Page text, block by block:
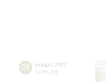
08 января 2022
19:00 Сб